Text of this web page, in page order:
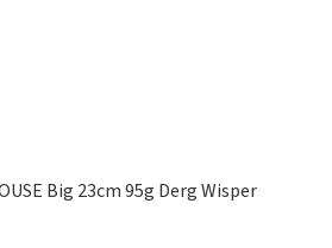
Big 23cm 95g Derg Wisper